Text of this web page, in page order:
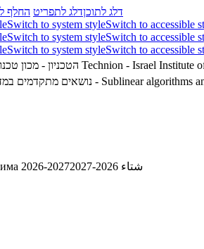
דלג לתוכןדלג לתפריט החלף
Switch to system styleSwitch to accessible
Switch to system styleSwitch to accessible
Switch to system styleSwitch to accessible
Technion - Israel Institute
02360603 - נושאים 02360603 - Sublinear
2026-2027 شتاء 2026-2027